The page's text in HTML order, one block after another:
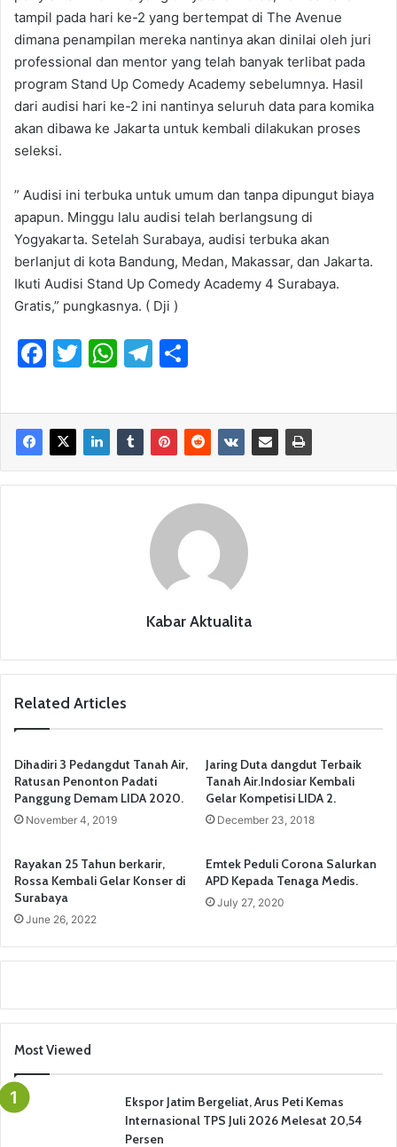
tampil pada hari ke-2 yang bertempat di The Avenue
dimana penampilan mereka nantinya akan dinilai oleh juri
professional dan mentor yang telah banyak terlibat pada
program Stand Up Comedy Academy sebelumnya. Hasil
dari audisi hari ke-2 ini nantinya seluruh data para komika
akan dibawa ke Jakarta untuk kembali dilakukan proses
seleksi.
” Audisi ini terbuka untuk umum dan tanpa dipungut biaya
apapun. Minggu lalu audisi telah berlangsung di
Yogyakarta. Setelah Surabaya, audisi terbuka akan
berlanjut di kota Bandung, Medan, Makassar, dan Jakarta.
Ikuti Audisi Stand Up Comedy Academy 4 Surabaya.
Gratis,” pungkasnya. ( Dji )
F
c
e
b
o
T
itt
er
W
at
s
A
p
T
e
gr
a
m
ar
e
Kabar Aktualita
Related Articles
Dihadiri 3 Pedangdut Tanah Air,
Ratusan Penonton Padati
Panggung Demam LIDA 2020.
November 4, 2019
Jaring Duta dangdut Terbaik
Tanah Air.Indosiar Kembali
Gelar Kompetisi LIDA 2.
December 23, 2018
Rayakan 25 Tahun berkarir,
Rossa Kembali Gelar Konser di
Surabaya
June 26, 2022
Emtek Peduli Corona Salurkan
APD Kepada Tenaga Medis.
July 27, 2020
Most Viewed
Ekspor Jatim Bergeliat, Arus Peti Kemas
Internasional TPS Juli 2026 Melesat 20,54
Persen